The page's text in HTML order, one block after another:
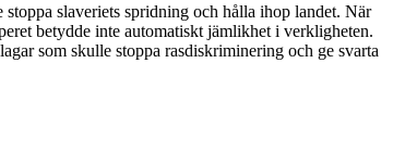
slaveriets spridning och hålla ihop landet. När
betydde inte automatiskt jämlikhet i verkligheten.
som skulle stoppa rasdiskriminering och ge svarta